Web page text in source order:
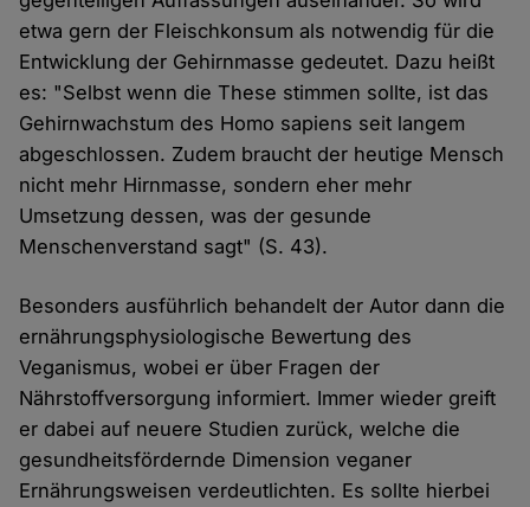
etwa gern der Fleischkonsum als notwendig für die
Entwicklung der Gehirnmasse gedeutet. Dazu heißt
es: "Selbst wenn die These stimmen sollte, ist das
Gehirnwachstum des Homo sapiens seit langem
abgeschlossen. Zudem braucht der heutige Mensch
nicht mehr Hirnmasse, sondern eher mehr
Umsetzung dessen, was der gesunde
Menschenverstand sagt" (S. 43).
Besonders ausführlich behandelt der Autor dann die
ernährungsphysiologische Bewertung des
Veganismus, wobei er über Fragen der
Nährstoffversorgung informiert. Immer wieder greift
er dabei auf neuere Studien zurück, welche die
gesundheitsfördernde Dimension veganer
Ernährungsweisen verdeutlichten. Es sollte hierbei